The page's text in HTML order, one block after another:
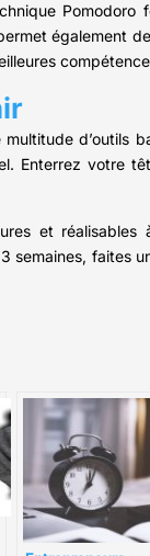
Pomodoro
également
d’outils
Enterrez votre
et
faites